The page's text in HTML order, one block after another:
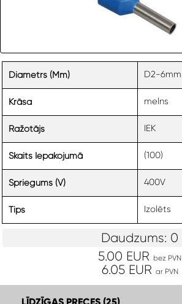
Diametrs (mm) D2-6mm
Krāsa melns
Ražotājs IEK
Skaits Iepakojumā (100)
Spriegums (V) 400V
Tips Izolēts
Daudzums: 0
5.00 EUR bez PVN
6.05 EUR ar PVN